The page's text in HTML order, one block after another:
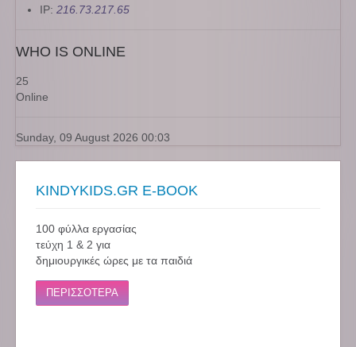
IP: 216.73.217.65
WHO IS ONLINE
25
Online
Sunday, 09 August 2026 00:03
KINDYKIDS.GR E-BOOK
100 φύλλα εργασίας
τεύχη 1 & 2 για
δημιουργικές ώρες με τα παιδιά
ΠΕΡΙΣΣΟΤΕΡΑ